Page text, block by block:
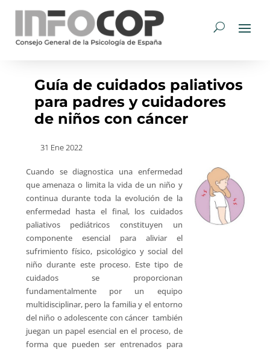
Guía de cuidados paliativos
para padres y cuidadores
de niños con cáncer
31 Ene 2022
Cuando se diagnostica una enfermedad
que amenaza o limita la vida de un niño y
continua durante toda la evolución de la
enfermedad hasta el final, los cuidados
paliativos pediátricos constituyen un
componente esencial para aliviar el
sufrimiento físico, psicológico y social del
niño durante este proceso. Este tipo de
cuidados se proporcionan
fundamentalmente por un equipo
multidisciplinar, pero la familia y el entorno
del niño o adolescente con cáncer también
juegan un papel esencial en el proceso, de
forma que pueden ser entrenados para